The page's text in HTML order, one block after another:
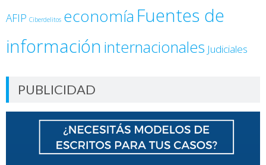
AFIP Ciberdelitos economía Fuentes de
información internacionales Judiciales
PUBLICIDAD